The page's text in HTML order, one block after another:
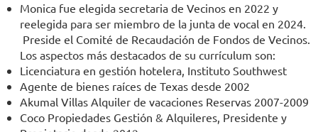
Monica fue elegida secretaria de Vecinos en 2022 y
reelegida para ser miembro de la junta de vocal en 2024.
Preside el Comité de Recaudación de Fondos de Vecinos.
Los aspectos más destacados de su currículum son:
Licenciatura en gestión hotelera, Instituto Southwest
Agente de bienes raíces de Texas desde 2002
Akumal Villas Alquiler de vacaciones Reservas 2007-2009
Coco Propiedades Gestión & Alquileres, Presidente y